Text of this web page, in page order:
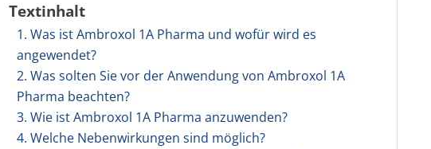
Textinhalt
1. Was ist Ambroxol 1A Pharma und wofür wird es
angewendet?
2. Was solten Sie vor der Anwendung von Ambroxol 1A
Pharma beachten?
3. Wie ist Ambroxol 1A Pharma anzuwenden?
4. Welche Nebenwirkungen sind möglich?